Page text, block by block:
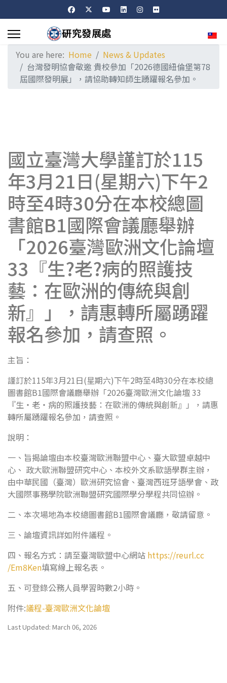
You are here: Home
News & Updates
台灣發明協會敬邀 貴校參加「2026德國紐倫堡第78
屆國際發明展」，請協助轉知師生踴躍報名參加。
國立臺灣大學謹訂於115
年3月21日(星期六)下午2
時至4時30分在本校總圖
書館B1國際會議廳舉辦
「2026臺灣歐洲文化論壇
33『生?老?病的照護技
藝：在歐洲的傳統與創
新』」，請惠轉所屬踴躍
報名參加，請查照。
主旨：
謹訂於115年3月21日(星期六)下午2時至4時30分在本校總
圖書館B1國際會議廳舉辦「2026臺灣歐洲文化論壇 33
『生・老・病的照護技藝：在歐洲的傳統與創新』」，請惠
轉所屬踴躍報名參加，請查照。
說明：
一、旨揭論壇由本校臺灣歐洲聯盟中心、臺大歐盟卓越中
心、 政大歐洲聯盟研究中心、本校外文系歐語學群主辦，
由中華民國（臺灣）歐洲研究協會、臺灣西班牙語學會、政
大國際事務學院歐洲聯盟研究國際學分學程共同協辦。
二、本次場地為本校總圖書館B1國際會議廳，敬請留意。
三、論壇資訊詳如附件議程。
四、報名方式：請至臺灣歐盟中心網站 https://reurl.cc
/Em8Ken填寫線上報名表。
五、可登錄公務人員學習時數2小時。
附件:議程-臺灣歐洲文化論壇
Last Updated: March 06, 2026